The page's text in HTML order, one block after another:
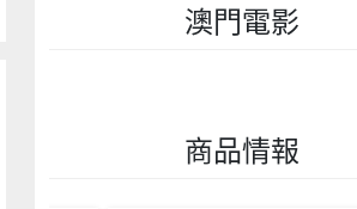
澳門電影
商品情報